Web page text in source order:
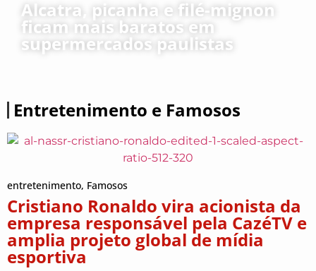
Alcatra, picanha e filé-mignon
ficam mais baratos em
supermercados paulistas
Entretenimento e Famosos
entretenimento, Famosos
Cristiano Ronaldo vira acionista da
empresa responsável pela CazéTV e
amplia projeto global de mídia
esportiva